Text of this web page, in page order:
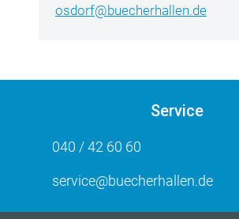
osdorf@buecherhallen.de
Service
040 / 42 60 60
service@buecherhallen.de